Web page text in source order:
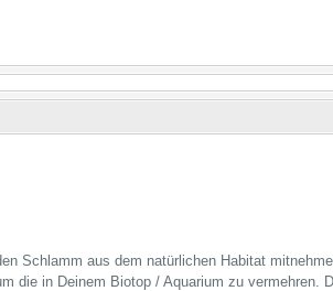
Schlamm aus dem natürlichen Habitat
die in Deinem Biotop / Aquarium zu vermehren.